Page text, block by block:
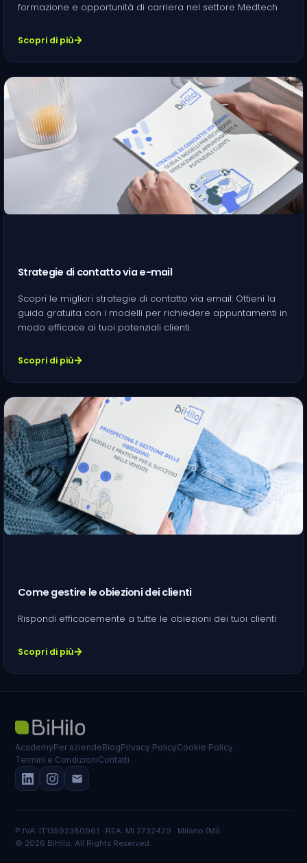
formazione e opportunità di carriera nel settore Medtech
Scopri di più
Strategie di contatto via e-mail
Scopri le migliori strategie di contatto via email: Ottieni la
guida gratuita con i modelli per richiedere appuntamenti in
modo efficace ai tuoi potenziali clienti.
Scopri di più
Come gestire le obiezioni dei clienti
Rispondi efficacemente a tutte le obiezioni dei tuoi clienti
Scopri di più
AcademyPer aziendeBlogPrivacy PolicyCookie Policy
Termini e CondizioniContatti
P.IVA: IT13592380961 · REA: MI 2732429 · Milano (MI)
© 2026 BiHilo. All Rights Reserved.